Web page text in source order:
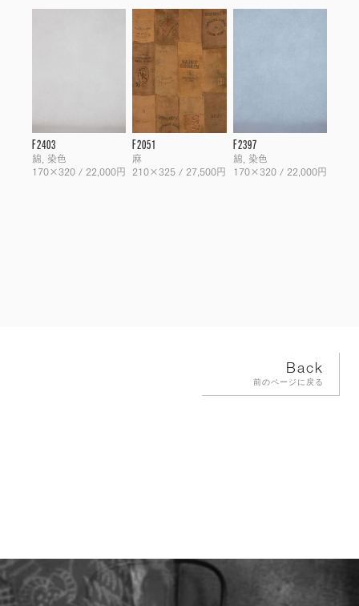
F2403
綿, 染色
170×320 / 22,000円
F2051
麻
210×325 / 27,500円
F2397
綿, 染色
170×320 / 22,000円
Back
前のページに戻る